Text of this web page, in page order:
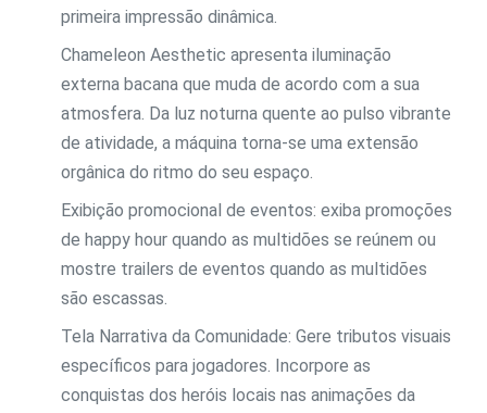
primeira impressão dinâmica.
Chameleon Aesthetic apresenta iluminação
externa bacana que muda de acordo com a sua
atmosfera. Da luz noturna quente ao pulso vibrante
de atividade, a máquina torna-se uma extensão
orgânica do ritmo do seu espaço.
Exibição promocional de eventos: exiba promoções
de happy hour quando as multidões se reúnem ou
mostre trailers de eventos quando as multidões
são escassas.
Tela Narrativa da Comunidade: Gere tributos visuais
específicos para jogadores. Incorpore as
conquistas dos heróis locais nas animações da